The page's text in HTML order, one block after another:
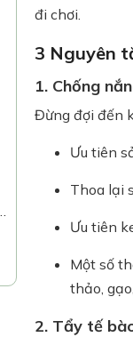
đi chơi.
3 Nguyên
1. Chống
Đừng đợi đến
Ưu tiên
Thoa lại
Ưu tiên
Một số
thảo,
2. Tẩy tế